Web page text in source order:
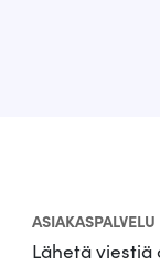
ASIAKASPALVELU
Lähetä